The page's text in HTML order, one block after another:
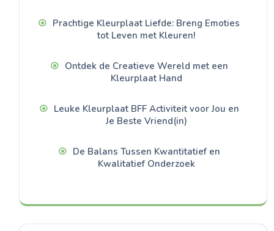
Prachtige Kleurplaat Liefde: Breng Emoties
tot Leven met Kleuren!
Ontdek de Creatieve Wereld met een
Kleurplaat Hand
Leuke Kleurplaat BFF Activiteit voor Jou en
Je Beste Vriend(in)
De Balans Tussen Kwantitatief en
Kwalitatief Onderzoek